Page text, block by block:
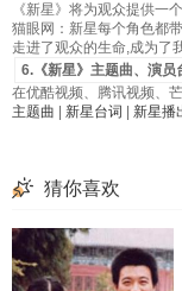
《新星》将为观众提供一
猫眼网：新星每个角色都
走进了观众的生命,成为了
6.《新星》主题曲、演员
在优酷视频、腾讯视频、
主题曲
新星台词 新星播
猜你喜欢